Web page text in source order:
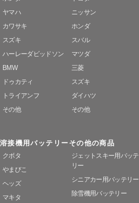
ヤマハ
カワサキ
スズキ
ハーレーダビッドソン
BMW
ドゥカティ
トライアンフ
その他
ニッサン
ホンダ
スバル
マツダ
三菱
スズキ
ダイハツ
その他
溶接機用バッテリー
クボタ
やまびこ
ヘッズ
マキタ
その他の商品
ジェットスキー用バッテ
リー
シニアカー用バッテリー
除雪機用バッテリー